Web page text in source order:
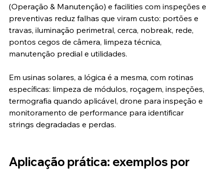
(Operação & Manutenção) e facilities com inspeções e
preventivas reduz falhas que viram custo: portões e
travas, iluminação perimetral, cerca, nobreak, rede,
pontos cegos de câmera, limpeza técnica,
manutenção predial e utilidades.
Em usinas solares, a lógica é a mesma, com rotinas
específicas: limpeza de módulos, roçagem, inspeções,
termografia quando aplicável, drone para inspeção e
monitoramento de performance para identificar
strings degradadas e perdas.
Aplicação prática: exemplos por